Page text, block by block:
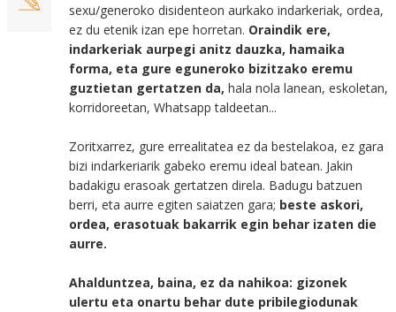
sexu/generoko disidenteon aurkako indarkeriak, ordea,
ez du etenik izan epe horretan. Oraindik ere,
indarkeriak aurpegi anitz dauzka, hamaika
forma, eta gure eguneroko bizitzako eremu
guztietan gertatzen da, hala nola lanean, eskoletan,
korridoreetan, Whatsapp taldeetan...
Zoritxarrez, gure errealitatea ez da bestelakoa, ez gara
bizi indarkeriarik gabeko eremu ideal batean. Jakin
badakigu erasoak gertatzen direla. Badugu batzuen
berri, eta aurre egiten saiatzen gara; beste askori,
ordea, erasotuak bakarrik egin behar izaten die
aurre.
Ahalduntzea, baina, ez da nahikoa: gizonek
ulertu eta onartu behar dute pribilegiodunak